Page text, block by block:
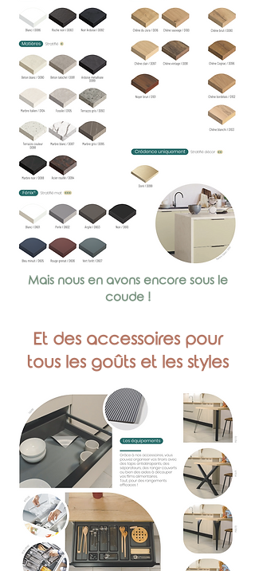
Mais nous en avons encore sous le
coude !
Et des accessoires pour
tous les goûts et les styles